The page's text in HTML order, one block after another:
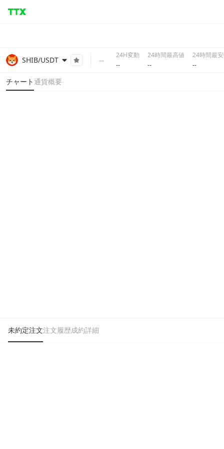
SHIB/USDT --
24H変動
--
24時間最高値
--
24時間最
--
チャート通貨概要
未約定注文注文履歴成約詳細